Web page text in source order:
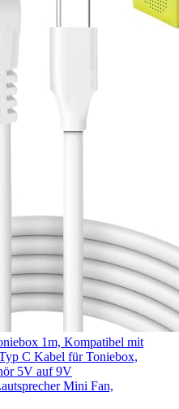
1m, Kompatibel mit
C Kabel für Toniebox,
5V auf 9V
Mini Fan,